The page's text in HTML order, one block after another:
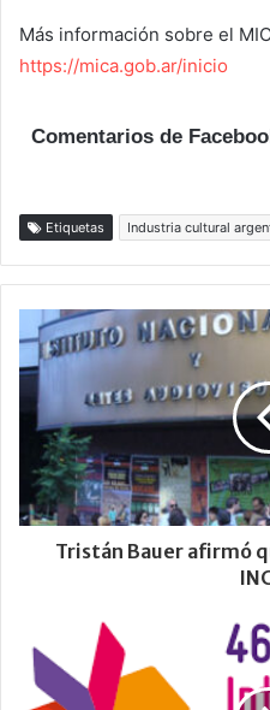
Más información sobre el
https://mica.gob.ar/inicio
Comentarios de
Etiquetas Industria cultural
Tristán Bauer afirmó